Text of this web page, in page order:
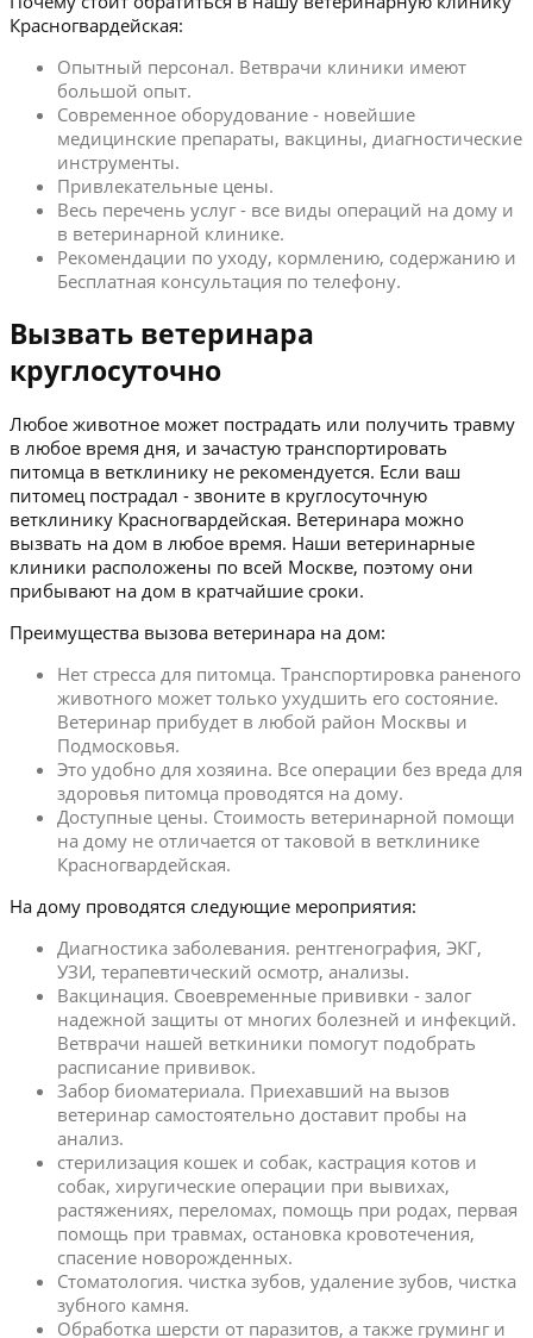
Красногвардейская:
Опытный персонал. Ветврачи клиники имеют
большой опыт.
Современное оборудование - новейшие
медицинские препараты, вакцины, диагностические
инструменты.
Привлекательные цены.
Весь перечень услуг - все виды операций на дому и
в ветеринарной клинике.
Рекомендации по уходу, кормлению, содержанию и
Бесплатная консультация по телефону.
Вызвать ветеринара
круглосуточно
Любое животное может пострадать или получить травму
в любое время дня, и зачастую транспортировать
питомца в ветклинику не рекомендуется. Если ваш
питомец пострадал - звоните в круглосуточную
ветклинику Красногвардейская. Ветеринара можно
вызвать на дом в любое время. Наши ветеринарные
клиники расположены по всей Москве, поэтому они
прибывают на дом в кратчайшие сроки.
Преимущества вызова ветеринара на дом:
Нет стресса для питомца. Транспортировка раненого
животного может только ухудшить его состояние.
Ветеринар прибудет в любой район Москвы и
Подмосковья.
Это удобно для хозяина. Все операции без вреда для
здоровья питомца проводятся на дому.
Доступные цены. Стоимость ветеринарной помощи
на дому не отличается от таковой в ветклинике
Красногвардейская.
На дому проводятся следующие мероприятия:
Диагностика заболевания. рентгенография, ЭКГ,
УЗИ, терапевтический осмотр, анализы.
Вакцинация. Своевременные прививки - залог
надежной защиты от многих болезней и инфекций.
Ветврачи нашей веткиники помогут подобрать
расписание прививок.
Забор биоматериала. Приехавший на вызов
ветеринар самостоятельно доставит пробы на
анализ.
стерилизация кошек и собак, кастрация котов и
собак, хиругические операции при вывихах,
растяжениях, переломах, помощь при родах, первая
помощь при травмах, остановка кровотечения,
спасение новорожденных.
Стоматология. чистка зубов, удаление зубов, чистка
зубного камня.
Обработка шерсти от паразитов, а также груминг и